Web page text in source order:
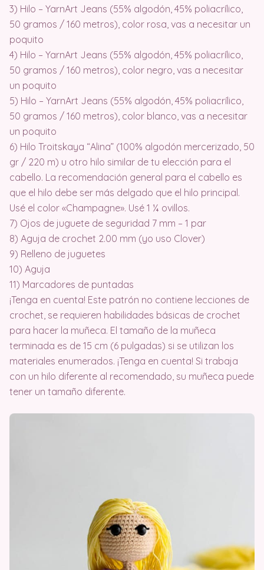
3) Hilo – YarnArt Jeans (55% algodón, 45% poliacrílico,
50 gramos / 160 metros), color rosa, vas a necesitar un
poquito
4) Hilo – YarnArt Jeans (55% algodón, 45% poliacrílico,
50 gramos / 160 metros), color negro, vas a necesitar
un poquito
5) Hilo – YarnArt Jeans (55% algodón, 45% poliacrílico,
50 gramos / 160 metros), color blanco, vas a necesitar
un poquito
6) Hilo Troitskaya “Alina” (100% algodón mercerizado, 50
gr / 220 m) u otro hilo similar de tu elección para el
cabello. La recomendación general para el cabello es
que el hilo debe ser más delgado que el hilo principal.
Usé el color «Champagne». Usé 1 ¼ ovillos.
7) Ojos de juguete de seguridad 7 mm – 1 par
8) Aguja de crochet 2.00 mm (yo uso Clover)
9) Relleno de juguetes
10) Aguja
11) Marcadores de puntadas
¡Tenga en cuenta! Este patrón no contiene lecciones de
crochet, se requieren habilidades básicas de crochet
para hacer la muñeca. El tamaño de la muñeca
terminada es de 15 cm (6 pulgadas) si se utilizan los
materiales enumerados. ¡Tenga en cuenta! Si trabaja
con un hilo diferente al recomendado, su muñeca puede
tener un tamaño diferente.